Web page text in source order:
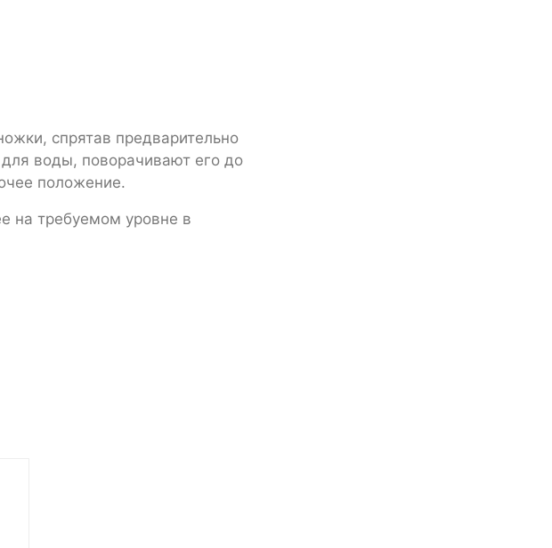
спрятав предварительно
воды, поворачивают его до
положение.
на требуемом уровне в